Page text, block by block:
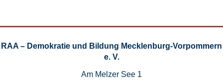
RAA – Demokratie und Bildung Mecklenburg-Vorpommern
e. V.
Am Melzer See 1